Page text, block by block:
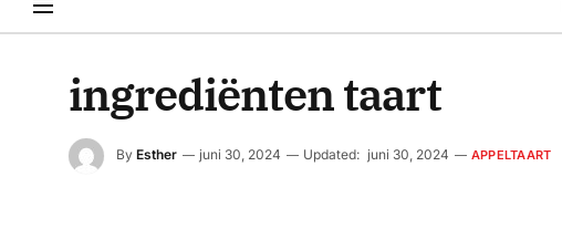
ingrediënten taart
By Esther juni 30, 2024 Updated: juni 30, 2024 APPELTAART